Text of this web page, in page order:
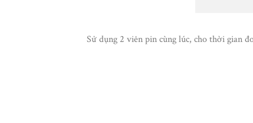
Sử dụng 2 viên pin cùng lúc, cho thời gian